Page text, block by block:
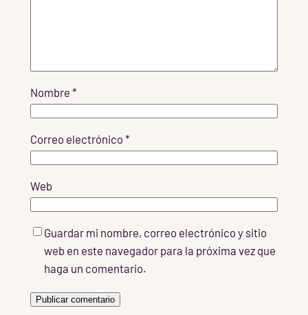
Nombre *
Correo electrónico *
Web
Guardar mi nombre, correo electrónico y sitio
web en este navegador para la próxima vez que
haga un comentario.